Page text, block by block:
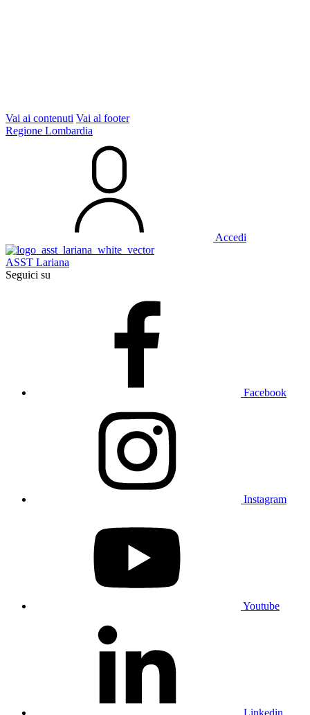
Vai ai contenuti Vai al footer
Regione Lombardia
Accedi
ASST Lariana
Seguici su
Facebook
Instagram
Youtube
Linkedin